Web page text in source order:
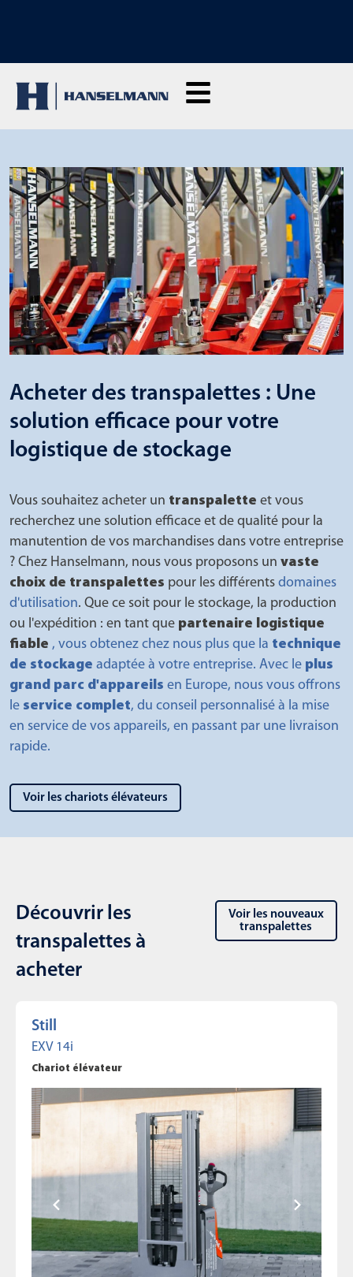
DÉCOUVREZ NOS FORMATIONS : cliquez ici et demandez des
Acheter des transpalettes : Une
solution efficace pour votre
logistique de stockage
Vous souhaitez acheter un transpalette et vous
recherchez une solution efficace et de qualité pour la
manutention de vos marchandises dans votre entreprise
? Chez Hanselmann, nous vous proposons un vaste
choix de transpalettes pour les différents domaines
d'utilisation. Que ce soit pour le stockage, la production
ou l'expédition : en tant que partenaire logistique
fiable , vous obtenez chez nous plus que la technique
de stockage adaptée à votre entreprise. Avec le plus
grand parc d'appareils en Europe, nous vous offrons
le service complet, du conseil personnalisé à la mise
en service de vos appareils, en passant par une livraison
rapide.
Voir les chariots élévateurs
Découvrir les
transpalettes à
acheter
Voir les nouveaux
transpalettes
Still
EXV 14i
Chariot élévateur